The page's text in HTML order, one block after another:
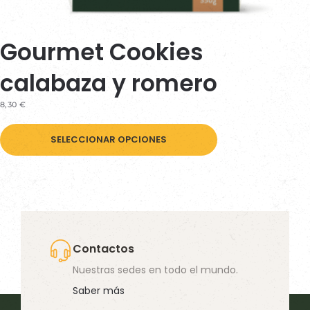
Gourmet Cookies
calabaza y romero
8,30 €
SELECCIONAR OPCIONES
producto
se
Contactos
Nuestras sedes en todo el mundo.
Saber más